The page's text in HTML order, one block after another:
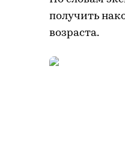
получить
возраста.